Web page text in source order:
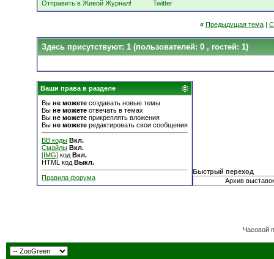
Отправить в Живой Журнал!
Twitter
« Предыдущая тема|
Здесь присутствуют: 1 (пользователей: 0 , гостей: 1)
Ваши права в разделе
Вы не можете создавать новые темы
Вы не можете отвечать в темах
Вы не можете прикреплять вложения
Вы не можете редактировать свои сообщения
BB коды Вкл.
Смайлы Вкл.
[IMG] код Вкл.
HTML код Выкл.
Правила форума
Быстрый переход
Часовой